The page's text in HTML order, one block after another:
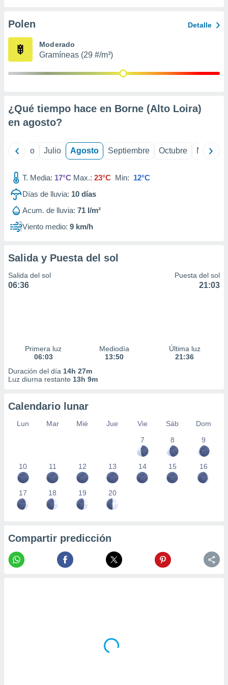
e
mediante
de
1199
Polen Detalle
Moderado
Gramíneas (29 #/m³)
¿Qué tiempo hace en Borne (Alto Loira)
en agosto?
Junio Julio Agosto Septiembre Octubre
T. Media: 17°C Max.: 23°C Min: 12°C
Días de lluvia: 10 días
Acum. de lluvia: 71 l/m²
Viento medio: 9 km/h
Salida y Puesta del sol
Salida del sol
06:36
Puesta del sol
21:03
Primera luz
06:03
Mediodía
13:50
Última luz
21:36
Duración del día 14h 27m
Luz diurna restante 13h 9m
Calendario lunar
Lun Mar Mié Jue Vie Sáb
Dom
7
8 9
10 11 12 13 14 15 16
17 18 19 20
Compartir predicción